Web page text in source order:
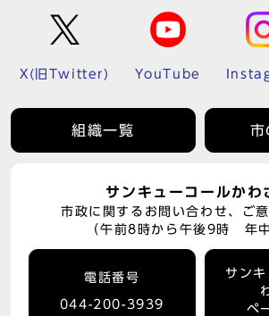
X(旧Twitter) YouTube
組織一覧 市
サンキューコールかわ
市政に関するお問い合わせ、ご
（午前8時から午後9時 年中
電話番号
044-200-3939
サン
ペ